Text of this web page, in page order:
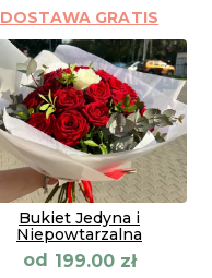
DOSTAWA GRATIS
Bukiet Jedyna i
Niepowtarzalna
od 199.00 zł